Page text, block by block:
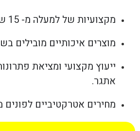
מקצועיות של למעלה מ- 15 שנה.
מוצרים איכותיים מובילים
ייעוץ מקצועי ומציאת
אתגר.
מחירים אטרקטיביים לפונים